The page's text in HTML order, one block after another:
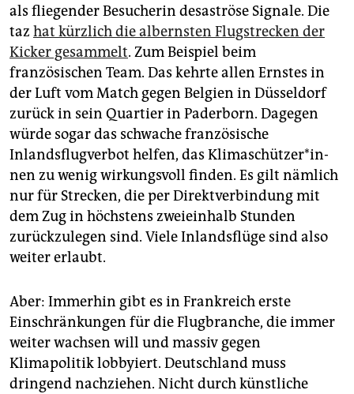
als fliegender Besucherin desas­tröse Signale. Die
taz hat kürzlich die albernsten Flugstrecken der
Kicker gesammelt. Zum Beispiel beim
französischen Team. Das kehrte allen Ernstes in
der Luft vom Match gegen Belgien in Düsseldorf
zurück in sein Quartier in Paderborn. Dagegen
würde sogar das schwache französische
Inlandsflugverbot helfen, das Kli­ma­schüt­ze­r*in­
nen zu wenig wirkungsvoll finden. Es gilt nämlich
nur für Strecken, die per Direktverbindung mit
dem Zug in höchstens zweieinhalb Stunden
zurückzulegen sind. Viele Inlandsflüge sind also
weiter erlaubt.
Aber: Immerhin gibt es in Frankreich erste
Einschränkungen für die Flugbranche, die immer
weiter wachsen will und massiv gegen
Klimapolitik lobbyiert. Deutschland muss
dringend nachziehen. Nicht durch künstliche